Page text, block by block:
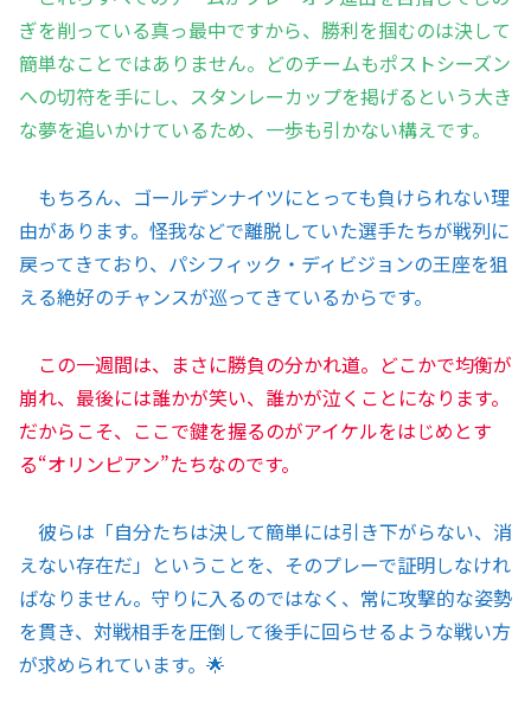
ぎを削っている真っ最中ですから、勝利を掴むのは決して
簡単なことではありません。どのチームもポストシーズン
への切符を手にし、スタンレーカップを掲げるという大き
な夢を追いかけているため、一歩も引かない構えです。
もちろん、ゴールデンナイツにとっても負けられない理
由があります。怪我などで離脱していた選手たちが戦列に
戻ってきており、パシフィック・ディビジョンの王座を狙
える絶好のチャンスが巡ってきているからです。
この一週間は、まさに勝負の分かれ道。どこかで均衡が
崩れ、最後には誰かが笑い、誰かが泣くことになります。
だからこそ、ここで鍵を握るのがアイケルをはじめとす
る“オリンピアン”たちなのです。
彼らは「自分たちは決して簡単には引き下がらない、消
えない存在だ」ということを、そのプレーで証明しなけれ
ばなりません。守りに入るのではなく、常に攻撃的な姿勢
を貫き、対戦相手を圧倒して後手に回らせるような戦い方
が求められています。🌟